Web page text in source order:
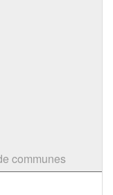
communes